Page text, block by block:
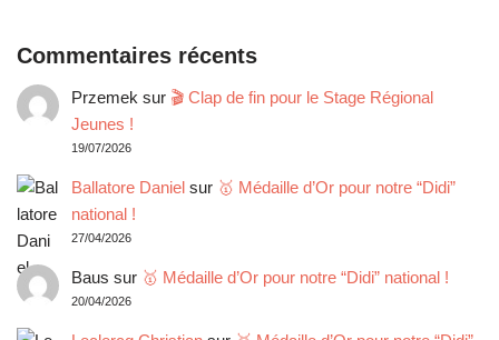
Commentaires récents
Przemek sur 🎬 Clap de fin pour le Stage Régional
Jeunes !
19/07/2026
Ballatore Danielsur 🥇 Médaille d’Or pour notre “Didi”
national !
27/04/2026
Baus sur 🥇 Médaille d’Or pour notre “Didi” national !
20/04/2026